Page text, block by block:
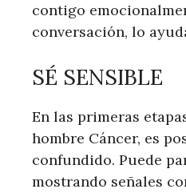
contigo
conversación, lo
SÉ SENSIBLE
En las primeras
hombre Cáncer, es
confundido. Puede
mostrando señales